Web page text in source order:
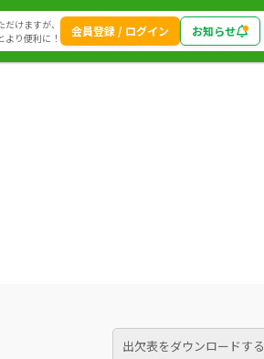
けますが、
より便利に！
会員登録 / ログイン お知らせ
出欠表をダウンロードする